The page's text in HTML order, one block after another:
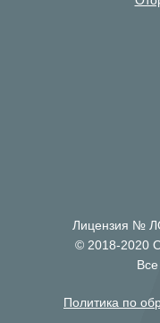
Лицензия №
© 2018-
Политика по